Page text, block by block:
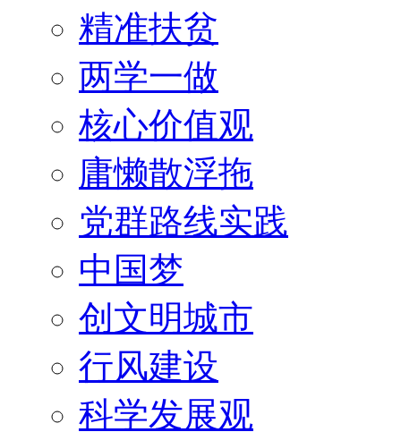
精准扶贫
两学一做
核心价值观
庸懒散浮拖
党群路线实践
中国梦
创文明城市
行风建设
科学发展观